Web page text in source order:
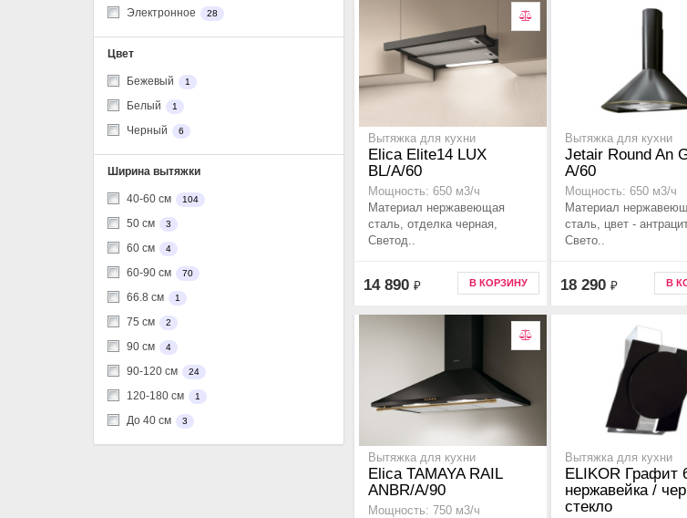
Электронное 28
Цвет
Бежевый 1
Белый 1
Черный 6
Ширина вытяжки
40-60 см 104
50 см 3
60 см 4
60-90 см 70
66.8 см 1
75 см 2
90 см 4
90-120 см 24
120-180 см 1
До 40 см 3
Вытяжка для кухни
Elica Elite14 LUX
BL/A/60
Мощность: 650 м3/ч
Материал нержавеющая
сталь, отделка черная,
Светод..
14 890 ₽ В КОРЗИНУ
Вытяжка для кухни
Jetair Round An
A/60
Мощность: 650 м3/ч
Материал
сталь, цвет -
Свето..
18 290 ₽ В
Вытяжка для кухни
Elica TAMAYA RAIL
ANBR/A/90
Мощность: 750 м3/ч
Вытяжка для кухни
ELIKOR Графит
нержавейка /
стекло